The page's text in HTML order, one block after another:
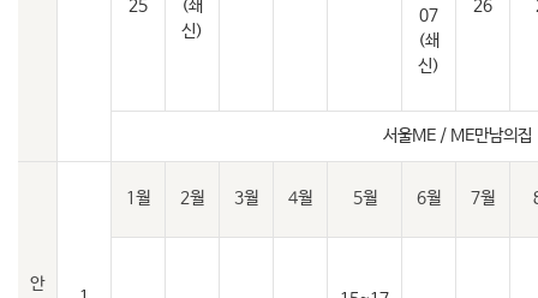
25
(쇄
신)
07
(쇄
신)
26
서울ME / ME만남의집
안
1월 2월 3월 4월 5월 6월 7월